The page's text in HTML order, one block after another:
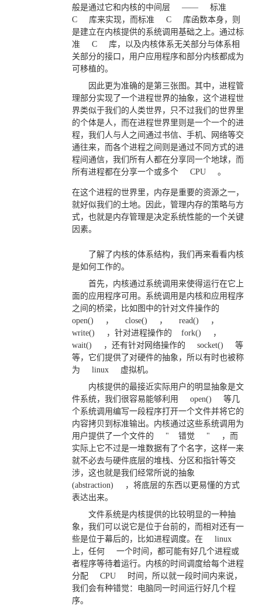
般是通过它和内核的中间层
——
标准
C
库来实现，而标准 C
库函数本身，则
是建立在内核提供的系统调用基础之上。通过标
准
C
库，以及内核体系无关部分与体系相
关部分的接口，用户应用程序和部分内核都成为
可移植的。
因此更为准确的是第三张图。其中，进程管
理部分实现了一个进程世界的抽象，这个进程世
界类似于我们的人类世界，只不过我们的世界里
的个体是人，而在进程世界里则是一个一个的进
程，我们人与人之间通过书信、手机、网络等交
通往来，而各个进程之间则是通过不同方式的进
程间通信，我们所有人都在分享同一个地球，而
所有进程都在分享一个或多个
CPU 。
在这个进程的世界里，内存是重要的资源之一，
就好似我们的土地。因此，管理内存的策略与方
式，也就是内存管理是决定系统性能的一个关键
因素。
了解了内核的体系结构，我们再来看看内核
是如何工作的。
首先，内核通过系统调用来使得运行在它上
面的应用程序可用。系统调用是内核和应用程序
之间的桥梁，比如图中的针对文件操作的
open()
， close() ， read()
，
write()
，针对进程操作的 fork()
，
wait()
，还有针对网络操作的 socket()
等
等，它们提供了对硬件的抽象，所以有时也被称
为
linux
虚拟机。
内核提供的最接近实际用户的明显抽象是文
件系统，我们很容易能够利用
open()
等几
个系统调用编写一段程序打开一个文件并将它的
内容拷贝到标准输出。内核通过这些系统调用为
用户提供了一个文件的
" 错觉 "
，而
实际上它不过是一堆数据有了个名字，这样一来
就不必去与硬件底层的堆栈、分区和指针等交
涉，这也就是我们经常所说的抽象
(abstraction)
，将底层的东西以更易懂的方式
表达出来。
文件系统是内核提供的比较明显的一种抽
象，我们可以说它是位于台前的，而相对还有一
些是位于幕后的，比如进程调度。在
linux
上，任何
一个时间，都可能有好几个进程或
者程序等待着运行。内核的时间调度给每个进程
分配
CPU
时间，所以就一段时间内来说，
我们会有种错觉：电脑同一时间运行好几个程
序。